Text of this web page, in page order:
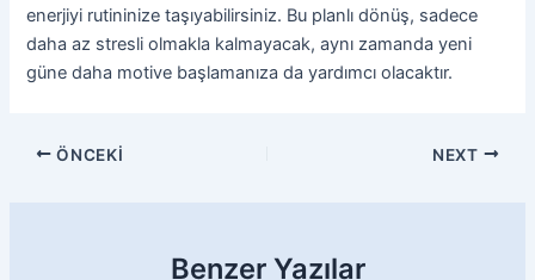
enerjiyi rutininize taşıyabilirsiniz. Bu planlı dönüş, sadece
daha az stresli olmakla kalmayacak, aynı zamanda yeni
güne daha motive başlamanıza da yardımcı olacaktır.
ÖNCEKI NEXT
Benzer Yazılar